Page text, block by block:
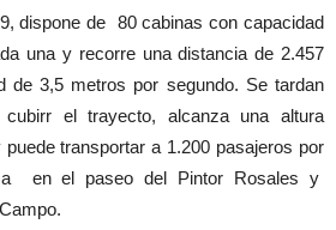
dispone de 80 cabinas con capacidad
una y recorre una distancia de 2.457
de 3,5 metros por segundo. Se tardan
el trayecto, alcanza una altura
transportar a 1.200 pasajeros por
en el paseo del Pintor Rosales y